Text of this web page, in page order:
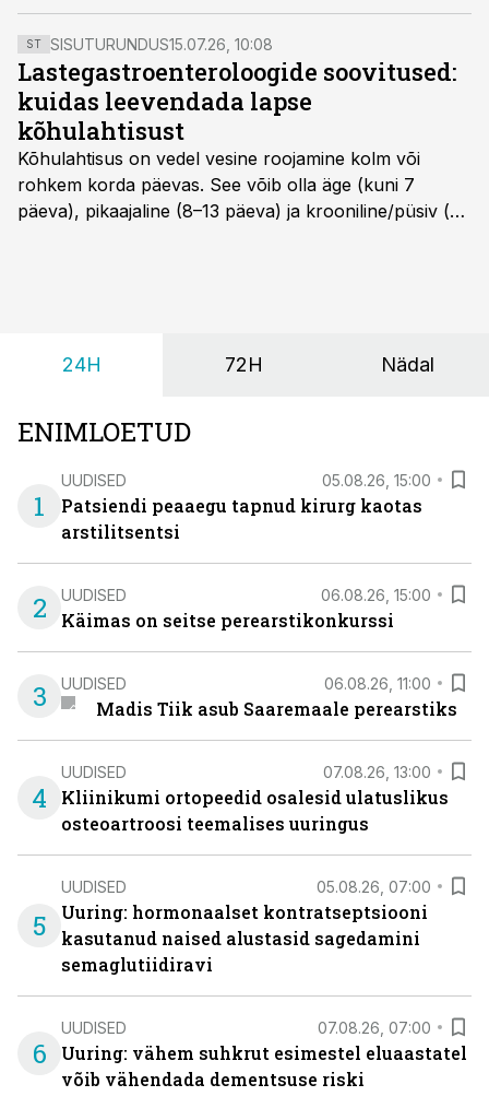
ST SISUTURUNDUS15.07.26, 10:08
Lastegastroenteroloogide soovitused:
kuidas leevendada lapse
kõhulahtisust
Kõhulahtisus on vedel vesine roojamine kolm või
rohkem korda päevas. See võib olla äge (kuni 7
päeva), pikaajaline (8–13 päeva) ja krooniline/püsiv (>
24H 72H Nädal
ENIMLOETUD
1
UUDISED 05.08.26, 15:00
Patsiendi peaaegu tapnud kirurg kaotas
arstilitsentsi
2 UUDISED 06.08.26, 15:00
Käimas on seitse perearstikonkurssi
3 UUDISED 06.08.26, 11:00
Madis Tiik asub Saaremaale perearstiks
4
UUDISED 07.08.26, 13:00
Kliinikumi ortopeedid osalesid ulatuslikus
osteoartroosi teemalises uuringus
5
UUDISED 05.08.26, 07:00
Uuring: hormonaalset kontratseptsiooni
kasutanud naised alustasid sagedamini
semaglutiidiravi
6
UUDISED 07.08.26, 07:00
Uuring: vähem suhkrut esimestel eluaastatel
võib vähendada dementsuse riski